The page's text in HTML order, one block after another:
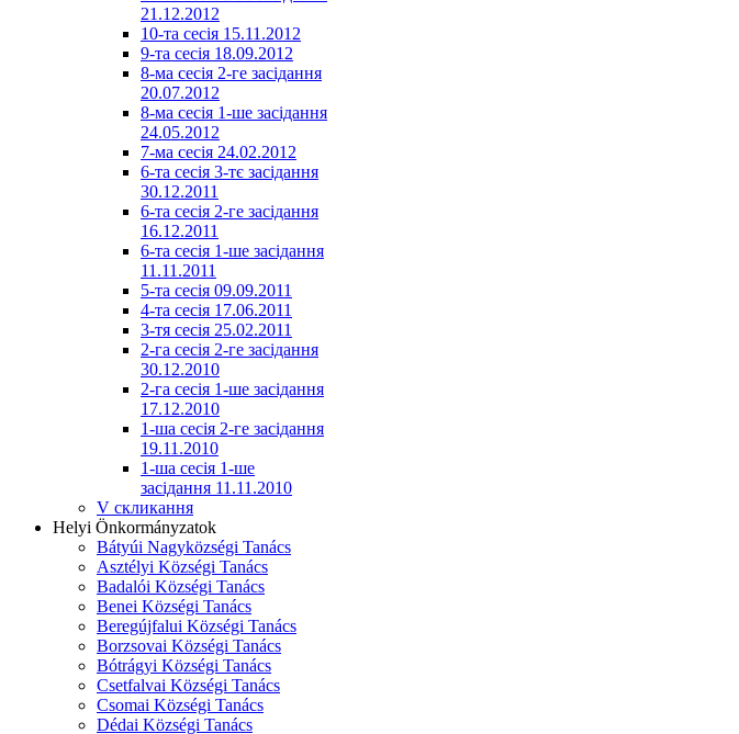
21.12.2012
10-та сесія 15.11.2012
9-та сесія 18.09.2012
8-ма сесія 2-ге засідання
20.07.2012
8-ма сесія 1-ше засідання
24.05.2012
7-ма сесія 24.02.2012
6-та сесія 3-тє засідання
30.12.2011
6-та сесія 2-ге засідання
16.12.2011
6-та сесія 1-ше засідання
11.11.2011
5-та сесія 09.09.2011
4-та сесія 17.06.2011
3-тя сесія 25.02.2011
2-га сесія 2-ге засідання
30.12.2010
2-га сесія 1-ше засідання
17.12.2010
1-ша сесія 2-ге засідання
19.11.2010
1-ша сесія 1-ше
засідання 11.11.2010
V скликання
Helyi Önkormányzatok
Bátyúi Nagyközségi Tanács
Asztélyi Községi Tanács
Badalói Községi Tanács
Benei Községi Tanács
Beregújfalui Községi Tanács
Borzsovai Községi Tanács
Bótrágyi Községi Tanács
Csetfalvai Községi Tanács
Csomai Községi Tanács
Dédai Községi Tanács